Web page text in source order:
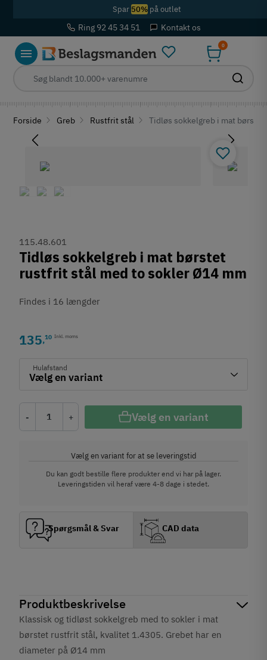
Spar 50%på outlet
Ring 92 45 34 51 Kontakt os
0
Forside Greb Rustfrit stål Tidløs sokkelgreb i mat
Produktbeskrivelse
Klassisk og tidløst sokkelgreb med to sokler i mat
børstet rustfrit stål, kvalitet 1.4305. Grebet har en
diameter på Ø14 mm
115.48.601
Tidløs sokkelgreb i mat børstet
rustfrit stål med to sokler Ø14 mm
Findes i 16 længder
135,10 Inkl. moms
Hulafstand
- + Vælg en variant
Vælg en variant for at se leveringstid
Du kan godt bestille flere produkter end vi har på lager.
Leveringstiden vil heraf være 4-8 dage i stedet.
Spørgsmål & Svar CAD data